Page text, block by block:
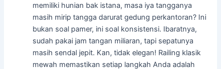
memiliki hunian bak istana, masa iya tangganya
masih mirip tangga darurat gedung perkantoran? Ini
bukan soal pamer, ini soal konsistensi. Ibaratnya,
sudah pakai jam tangan miliaran, tapi sepatunya
masih sendal jepit. Kan, tidak elegan! Railing klasik
mewah memastikan setiap langkah Anda adalah